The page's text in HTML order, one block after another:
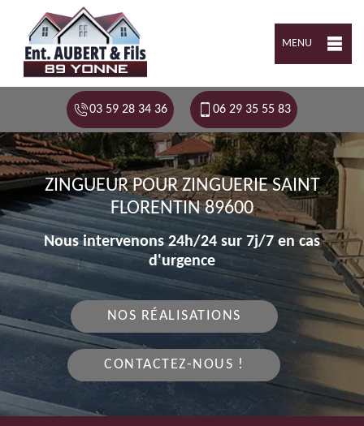
MENU
03 59 28 34 36 06 29 35 55 83
ZINGUEUR POUR ZINGUERIE SAINT
FLORENTIN 89600
Nous intervenons 24h/24 sur 7j/7 en cas
d'urgence
NOS RÉALISATIONS
CONTACTEZ-NOUS !